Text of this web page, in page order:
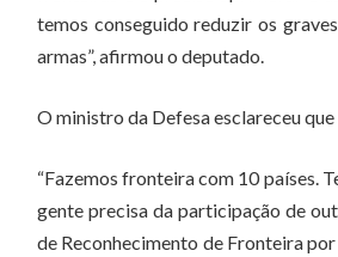
temos conseguido reduzir os
armas”, afirmou o deputado.
O ministro da Defesa esclareceu
“Fazemos fronteira com 10 países.
gente precisa da participação de
de Reconhecimento de Fronteira